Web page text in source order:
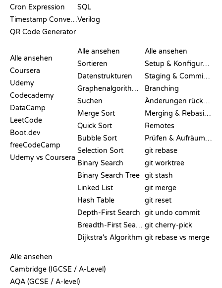
Cron Expression
Timestamp Converter
QR Code Generator
SQL
Verilog
Alle ansehen
Coursera
Udemy
Codecademy
DataCamp
LeetCode
Boot.dev
freeCodeCamp
Udemy vs Coursera
Alle ansehen
Sortieren
Datenstrukturen
Graphenalgorithmen
Suchen
Merge Sort
Quick Sort
Bubble Sort
Selection Sort
Binary Search
Binary Search Tree
Linked List
Hash Table
Depth-First Search
Breadth-First Search
Dijkstra's Algorithm
Alle ansehen
Setup & Konfiguration
Staging & Committing
Branching
Änderungen rückgängig machen
Merging & Rebasing
Remotes
Prüfen & Aufräumen
git rebase
git worktree
git stash
git merge
git reset
git undo commit
git cherry-pick
git rebase vs merge
Alle ansehen
Cambridge (IGCSE / A-Level)
AQA (GCSE / A-level)